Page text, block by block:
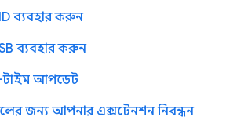
ব্যবহার করুন
ব্যবহার করুন
টাইম আপডেট
জন্য আপনার এক্সটেনশন নিবন্ধন